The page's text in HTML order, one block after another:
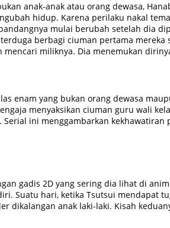
anak-anak atau orang dewasa,
hidup. Karena perilaku nakal
mulai berubah setelah dia
berbagi ciuman pertama mereka
miliknya. Dia menemukan
Ketika mereka tumbuh bersama,
by MAL Rewrite]
enam yang bukan orang dewasa
menyaksikan ciuman guru wali
ini menggambarkan kekhawatiran
gadis 2D yang sering dia lihat di
Suatu hari, ketika Tsutsui mendapat
dikalangan anak laki-laki. Kisah